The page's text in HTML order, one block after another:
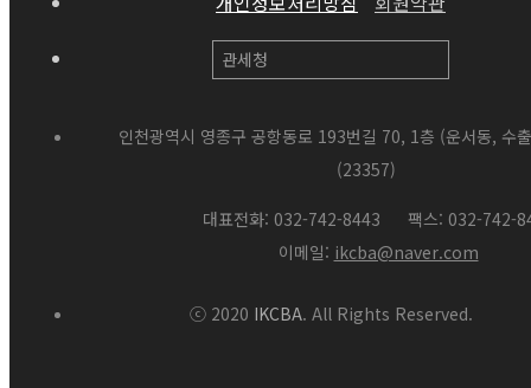
인천광역시 영종구 공항동로 193번길 70, 1층 (운서동, 수
(23357)
대표전화: 032-742-8443
팩스: 032-742-
이메일: ikcba@naver.com
ⓒ 2020 IKCBA. All Rights Reserved.